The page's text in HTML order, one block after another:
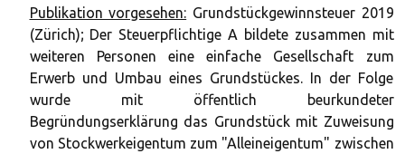
Publikation vorgesehen: Grundstückgewinnsteuer 2019
(Zürich); Der Steuerpflichtige A bildete zusammen mit
weiteren Personen eine einfache Gesellschaft zum
Erwerb und Umbau eines Grundstückes. In der Folge
wurde mit öffentlich beurkundeter
Begründungserklärung das Grundstück mit Zuweisung
von Stockwerkeigentum zum "Alleineigentum" zwischen